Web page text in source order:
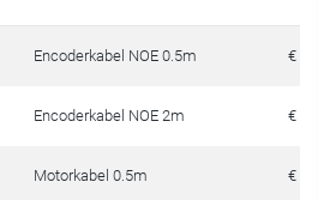
Encoderkabel NOE 0.5m €
Encoderkabel NOE 2m €
Motorkabel 0.5m €